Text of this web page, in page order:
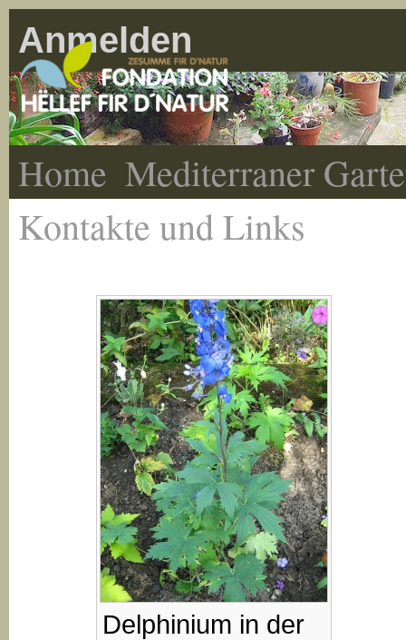
Anmelden
Home Mediterraner
Kontakte und Links
Delphinium in der